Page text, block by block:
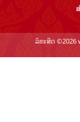
ລິຂະສິດ ©2026